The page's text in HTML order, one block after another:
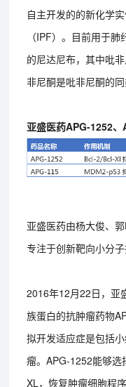
自主开发的的新化学
（IPF）。目前用于
的尼达尼布，其中吡
非尼酮是吡非尼酮的同
亚盛医药APG-1252
亚盛医药由杨大俊、
专注于创新靶向小分
2016年12月22日，亚
族蛋白的抗肿瘤药物
拟开发适应症是包括
瘤。APG-1252能够选
XL，恢复肿瘤细胞程